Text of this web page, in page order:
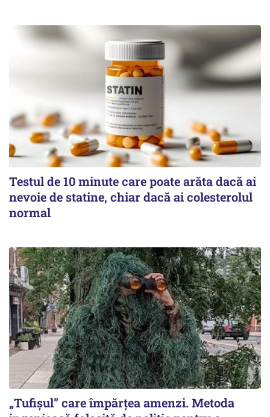
Testul de 10 minute care poate arăta dacă ai
nevoie de statine, chiar dacă ai colesterolul
normal
„Tufișul” care împărțea amenzi. Metoda